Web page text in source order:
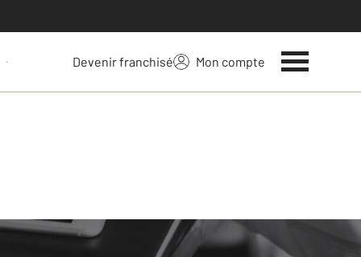
votre bien Devenir franchisé Mon compte